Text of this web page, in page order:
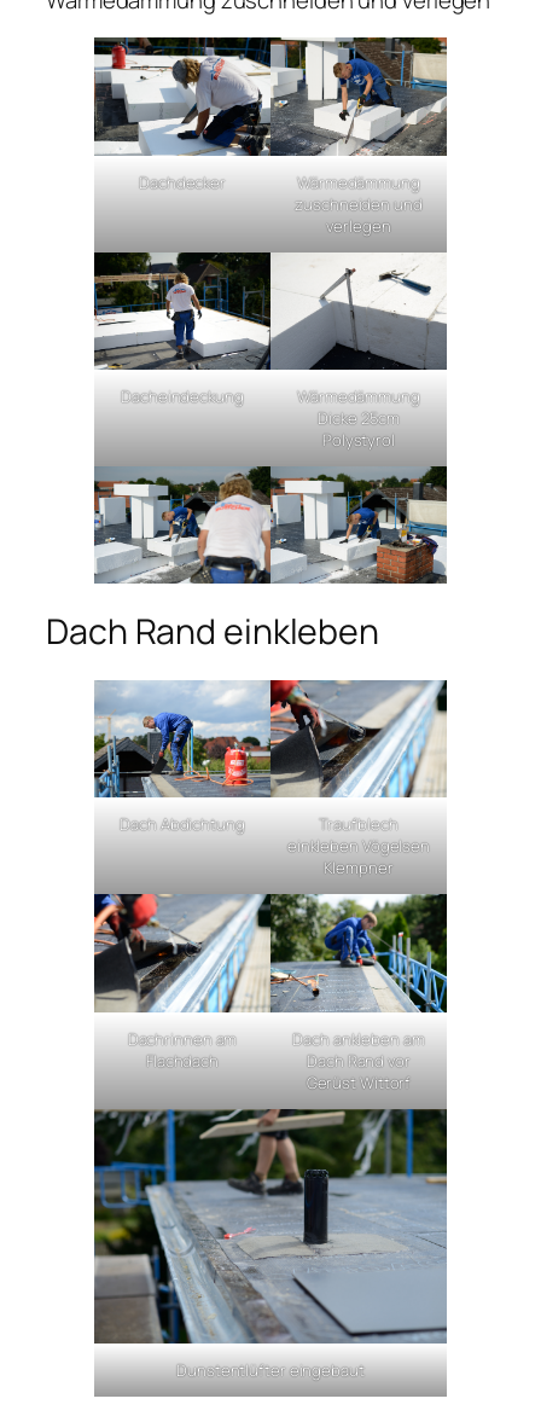
Dachdecker
Wärmedämmung
zuschneiden und
verlegen
Dacheindeckung
Wärmedämmung
Dicke 25cm
Polystyrol
Dach Rand einkleben
Dach Abdichtung
Traufblech
einkleben Vögelsen
Klempner
Dachrinnen am
Flachdach
Dach ankleben am
Dach Rand vor
Gerüst Wittorf
Dunstentlüfter eingebaut